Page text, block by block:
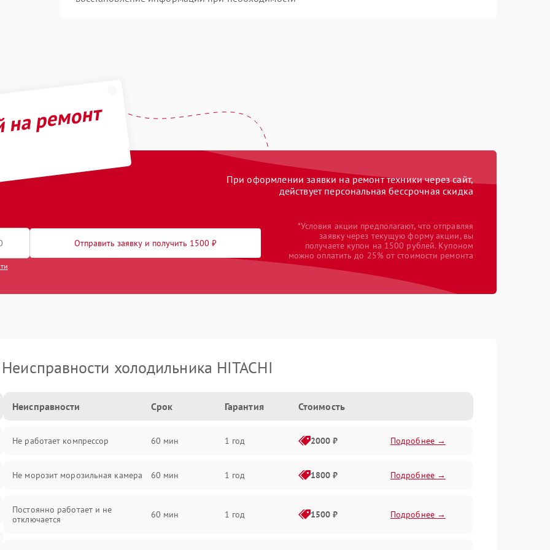
ремонт
При оформлении заявки на ремонт техники через сайт,
действует персональная бессрочная скидка
Отправить заявку и получить 1500 ₽
*Условия акции предполагают, что отправляя
заявку через текущую форму акции, вы
получаете купон на 1500 рублей. Купоном
можно оплатить до 25% от стоимости ремонта
Неисправности холодильника HITACHI
Неисправности Срок Гарантия Стоимость
Не работает компрессор 60 мин 1 год 2000 ₽ Подробнее →
Не морозит морозильная камера 60 мин 1 год 1800 ₽ Подробнее →
Постоянно работает и не
отключается
60 мин 1 год 1500 ₽ Подробнее →